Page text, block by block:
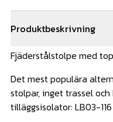
Produktbeskrivning
Fjäderstålstolpe med
Det mest populära
stolpar, inget trassel
tilläggsisolator: LB03-116